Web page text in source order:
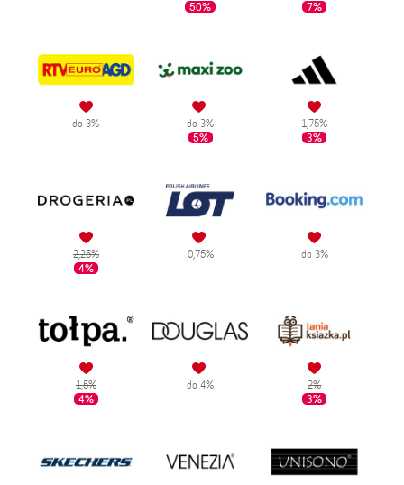
50% 7%
do 3% do3%
5%
1,75%
3%
2,25%
4%
0,75% do 3%
1,5%
4%
do 4% 2%
3%